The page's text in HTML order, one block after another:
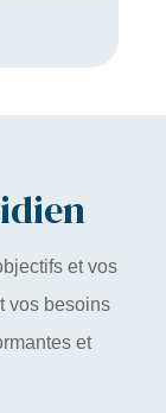
et vos
vos besoins
et